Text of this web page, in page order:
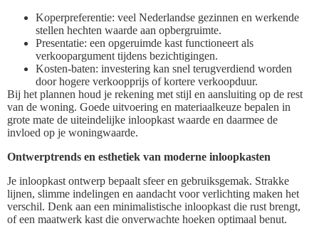
Koperpreferentie: veel Nederlandse gezinnen en werkende
stellen hechten waarde aan opbergruimte.
Presentatie: een opgeruimde kast functioneert als
verkoopargument tijdens bezichtigingen.
Kosten-baten: investering kan snel terugverdiend worden
door hogere verkoopprijs of kortere verkoopduur.
Bij het plannen houd je rekening met stijl en aansluiting op de rest
van de woning. Goede uitvoering en materiaalkeuze bepalen in
grote mate de uiteindelijke inloopkast waarde en daarmee de
invloed op je woningwaarde.
Ontwerptrends en esthetiek van moderne inloopkasten
Je inloopkast ontwerp bepaalt sfeer en gebruiksgemak. Strakke
lijnen, slimme indelingen en aandacht voor verlichting maken het
verschil. Denk aan een minimalistische inloopkast die rust brengt,
of een maatwerk kast die onverwachte hoeken optimaal benut.